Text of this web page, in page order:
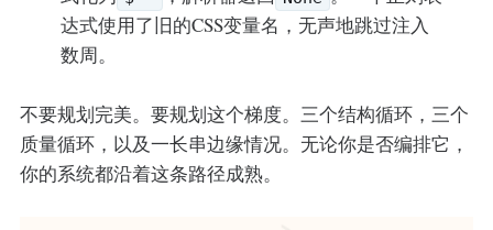
达式使用了旧的CSS变量名，无声地跳过注入
数周。
不要规划完美。要规划这个梯度。三个结构循环，三个
质量循环，以及一长串边缘情况。无论你是否编排它，
你的系统都沿着这条路径成熟。